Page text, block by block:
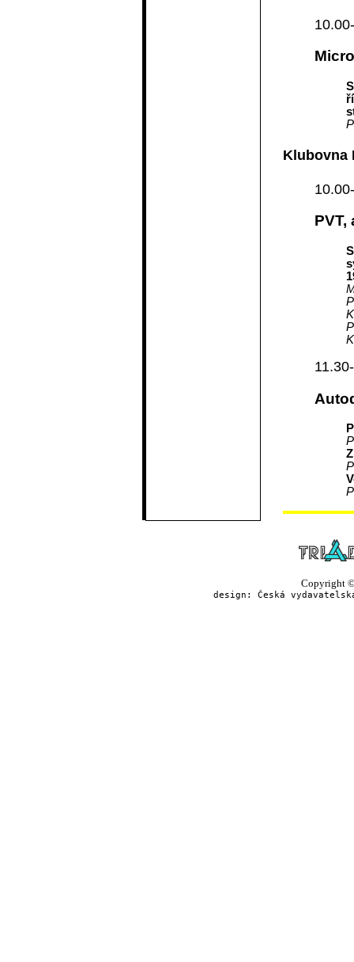
Klubovna
PVT,
Copyright ©
design: Česká